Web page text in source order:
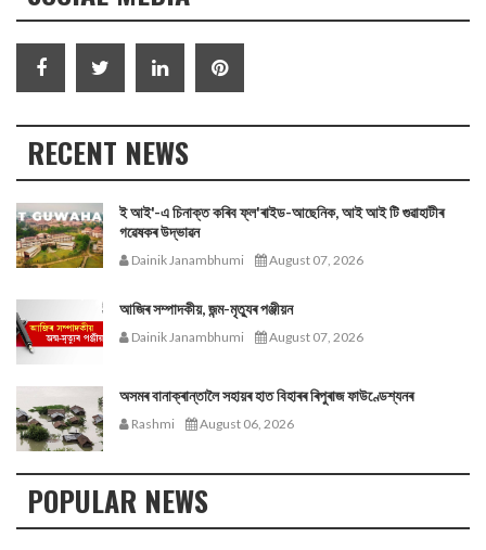
RECENT NEWS
ই আই'-এ চিনাক্ত কৰিব ফ্ল'ৰাইড-আছেনিক, আই আই টি গুৱাহাটীৰ
গৱেষকৰ উদ্ভাৱন
Dainik Janambhumi August 07, 2026
আজিৰ সম্পাদকীয়, জন্ম-মৃত্যুৰ পঞ্জীয়ন
Dainik Janambhumi August 07, 2026
অসমৰ বানাক্ৰান্তালৈ সহায়ৰ হাত বিহাৰৰ ৰিপুৰাজ ফাউণ্ডেশ্যনৰ
Rashmi August 06, 2026
POPULAR NEWS